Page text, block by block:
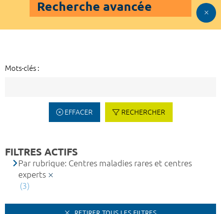
Recherche avancée
Mots-clés :
EFFACER RECHERCHER
FILTRES ACTIFS
Par rubrique: Centres maladies rares et centres
experts
(3)